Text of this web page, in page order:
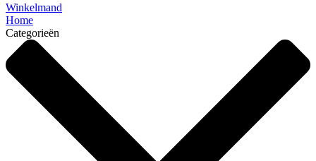
Winkelmand
Home
Categorieën